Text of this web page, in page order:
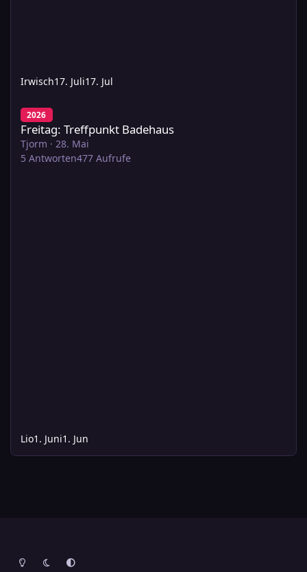
Irwisch17. Juli17. Jul
Freitag: Treffpunkt Badehaus
2026
Freitag: Treffpunkt Badehaus
Tjorm · 28. Mai
5 Antworten477 Aufrufe
Lio1. Juni1. Jun
Heller ModusDunkler ModusSystemeinstellung